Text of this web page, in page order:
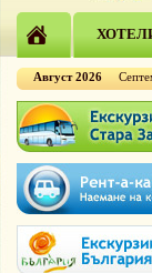
Август 2026